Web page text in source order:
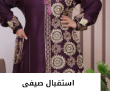
استقبال صيفي